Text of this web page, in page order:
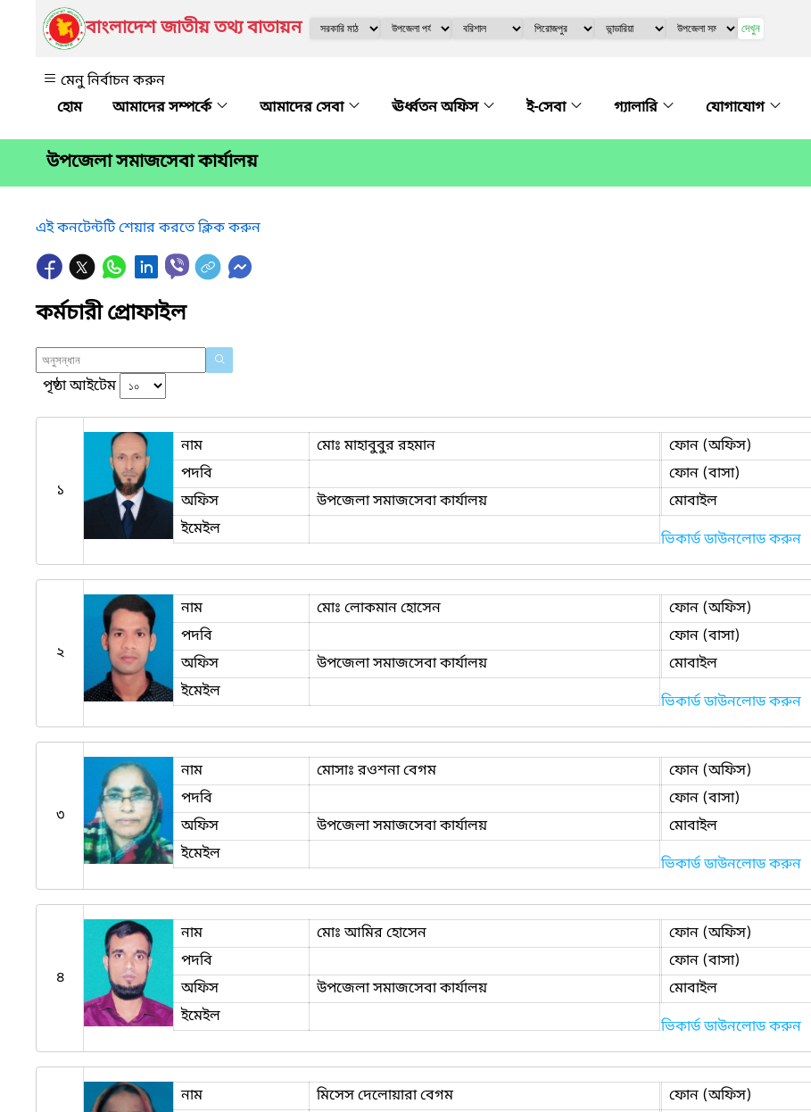
বাংলাদেশ জাতীয় তথ্য বাতায়ন দেখুন
মেনু নির্বাচন করুন
আমাদের সম্পর্কে
আমাদের সেবা ঊর্ধ্বতন অফিস ই-সেবা গ্যালারি যোগাযোগ
উপজেলা সমাজসেবা কার্যালয়
এই কনটেন্টটি শেয়ার করতে ক্লিক করুন
কর্মচারী প্রোফাইল
পৃষ্ঠা আইটেম
১
নাম
মোঃ মাহাবুবুর রহমান
পদবি
অফিস
উপজেলা সমাজসেবা কার্যালয়
ইমেইল
ফোন (অফিস)
ফোন (বাসা)
মোবাইল
ভিকার্ড ডাউনলোড করুন
২
নাম
মোঃ লোকমান হোসেন
পদবি
অফিস
উপজেলা সমাজসেবা কার্যালয়
ইমেইল
ফোন (অফিস)
ফোন (বাসা)
মোবাইল
ভিকার্ড ডাউনলোড করুন
৩
নাম
মোসাঃ রওশনা বেগম
পদবি
অফিস
উপজেলা সমাজসেবা কার্যালয়
ইমেইল
ফোন (অফিস)
ফোন (বাসা)
মোবাইল
ভিকার্ড ডাউনলোড করুন
৪
নাম
মোঃ আমির হোসেন
পদবি
অফিস
উপজেলা সমাজসেবা কার্যালয়
ইমেইল
ফোন (অফিস)
ফোন (বাসা)
মোবাইল
ভিকার্ড ডাউনলোড করুন
নাম
মিসেস দেলোয়ারা বেগম
ফোন (অফিস)